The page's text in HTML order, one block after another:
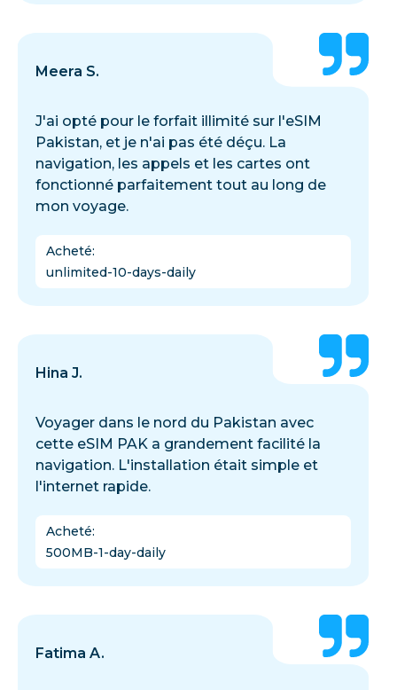
Meera S.
J'ai opté pour le forfait illimité sur l'eSIM
Pakistan, et je n'ai pas été déçu. La
navigation, les appels et les cartes ont
fonctionné parfaitement tout au long de
mon voyage.
Acheté:
unlimited-10-days-daily
Hina J.
Voyager dans le nord du Pakistan avec
cette eSIM PAK a grandement facilité la
navigation. L'installation était simple et
l'internet rapide.
Acheté:
500MB-1-day-daily
Fatima A.